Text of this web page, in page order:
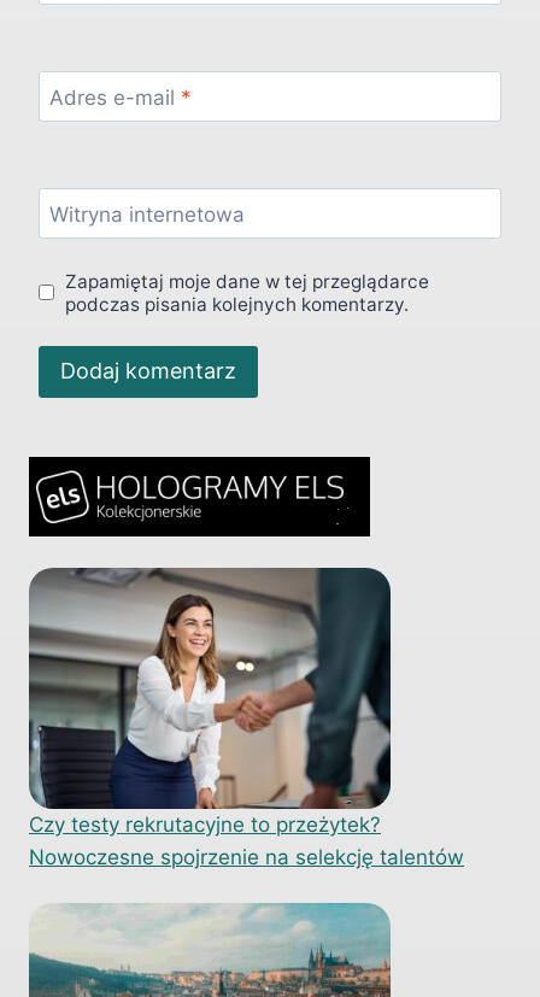
Adres e-mail *
Witryna internetowa
Zapamiętaj moje dane w tej przeglądarce
podczas pisania kolejnych komentarzy.
Czy testy rekrutacyjne to przeżytek?
Nowoczesne spojrzenie na selekcję talentów